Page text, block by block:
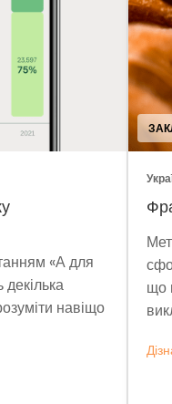
ЗАКЛАДИ
Франшиза
Методом власних
сформували
що витримує
виклики сучасності.